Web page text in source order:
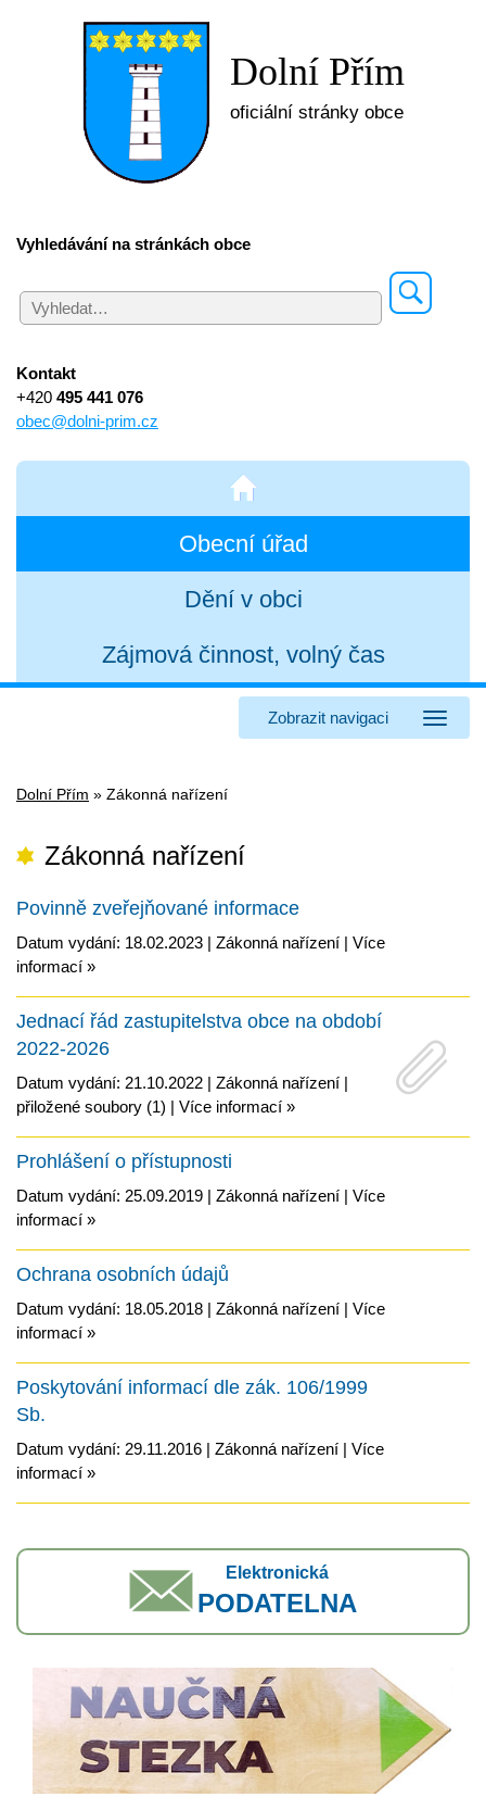
Dolní Přím
oficiální stránky obce
Vyhledávání na stránkách obce
Kontakt
+420 495 441 076
obec@dolni-prim.cz
Obecní úřad
Dění v obci
Zájmová činnost, volný čas
Zobrazit navigaci
Dolní Přím » Zákonná nařízení
Zákonná nařízení
Povinně zveřejňované informace
Datum vydání: 18.02.2023 | Zákonná nařízení | Více
informací »
Jednací řád zastupitelstva obce na období
2022-2026
Datum vydání: 21.10.2022 | Zákonná nařízení |
přiložené soubory (1) | Více informací »
Prohlášení o přístupnosti
Datum vydání: 25.09.2019 | Zákonná nařízení | Více
informací »
Ochrana osobních údajů
Datum vydání: 18.05.2018 | Zákonná nařízení | Více
informací »
Poskytování informací dle zák. 106/1999
Sb.
Datum vydání: 29.11.2016 | Zákonná nařízení | Více
informací »
Elektronická
PODATELNA